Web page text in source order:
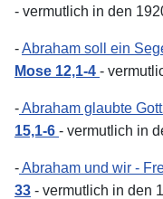
- vermutlich in den
-Abraham soll ein
Mose 12,1-4 -
-Abraham glaubte
15,1-6 - vermutlich in
-Abraham und wir -
33 - vermutlich in den